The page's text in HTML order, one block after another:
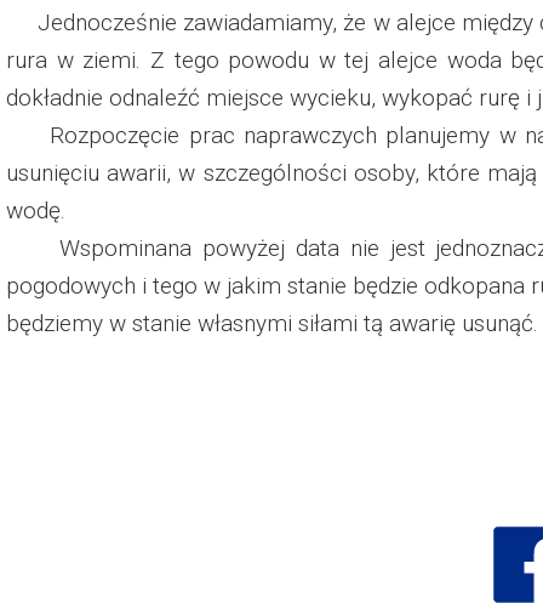
Dzień Działkowca 2022
Dzień Działkowca 2023
Dzień Działkowca 2024
Jednocześnie zawiadamiamy, że w alejce między
rura w ziemi. Z tego powodu w tej alejce woda
dokładnie odnaleźć miejsce wycieku, wykopać rurę i
Rozpoczęcie prac naprawczych planujemy w
usunięciu awarii, w szczególności osoby, które
wodę.
Wspominana powyżej data nie jest
pogodowych i tego w jakim stanie będzie odkopana
będziemy w stanie własnymi siłami tą awarię usunąć.